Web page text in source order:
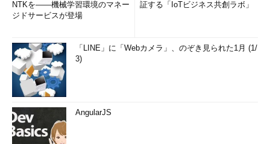
NTKを――機械学習環境のマネー
ジドサービスが登場
証する「IoTビジネス共創ラボ」
「LINE」に「Webカメラ」、のぞき見られた1月 (1/
3)
AngularJS